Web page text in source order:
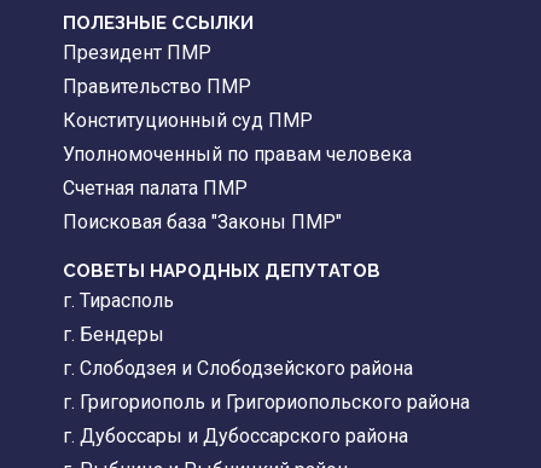
ПОЛЕЗНЫЕ ССЫЛКИ
Президент ПМР
Правительство ПМР
Конституционный суд ПМР
Уполномоченный по правам человека
Счетная палата ПМР
Поисковая база "Законы ПМР"
СОВЕТЫ НАРОДНЫХ ДЕПУТАТОВ
г. Тирасполь
г. Бендеры
г. Слободзея и Слободзейского района
г. Григориополь и Григориопольского района
г. Дубоссары и Дубоссарского района